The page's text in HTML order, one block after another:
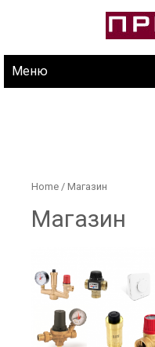
ПРИБОР-КОПЕЙСК
Меню
Home / Магазин
Магазин